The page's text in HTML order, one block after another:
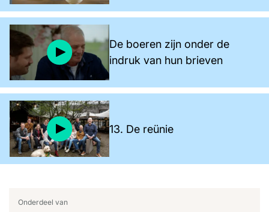
De boeren zijn onder de
indruk van hun brieven
13. De reünie
Onderdeel van